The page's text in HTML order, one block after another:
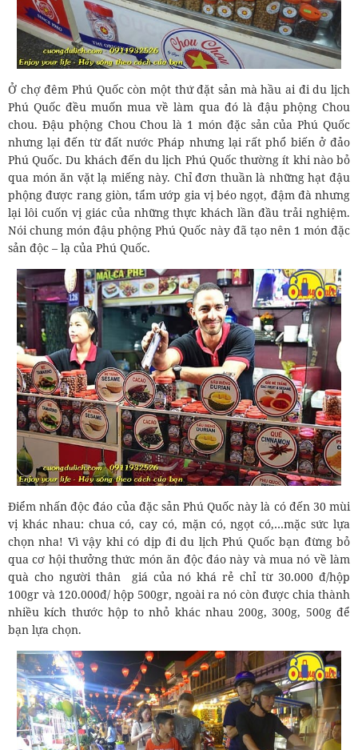
Ở chợ đêm Phú Quốc còn một thứ đặt sản mà hầu ai đi du lịch
Phú Quốc đều muốn mua về làm qua đó là đậu phộng Chou
chou. Đậu phộng Chou Chou là 1 món đặc sản của Phú Quốc
nhưng lại đến từ đất nước Pháp nhưng lại rất phổ biến ở đảo
Phú Quốc. Du khách đến du lịch Phú Quốc thường ít khi nào bỏ
qua món ăn vặt lạ miếng này. Chỉ đơn thuần là những hạt đậu
phộng được rang giòn, tẩm ướp gia vị béo ngọt, đậm đà nhưng
lại lôi cuốn vị giác của những thực khách lần đầu trải nghiệm.
Nói chung món đậu phộng Phú Quốc này đã tạo nên 1 món đặc
sản độc – lạ của Phú Quốc.
Điểm nhấn độc đáo của đặc sản Phú Quốc này là có đến 30 mùi
vị khác nhau: chua có, cay có, mặn có, ngọt có,…mặc sức lựa
chọn nha! Vì vậy khi có dịp đi du lịch Phú Quốc bạn đừng bỏ
qua cơ hội thưởng thức món ăn độc đáo này và mua nó về làm
quà cho người thân giá của nó khá rẻ chỉ từ 30.000 đ/hộp
100gr và 120.000đ/ hộp 500gr, ngoài ra nó còn được chia thành
nhiều kích thước hộp to nhỏ khác nhau 200g, 300g, 500g để
bạn lựa chọn.